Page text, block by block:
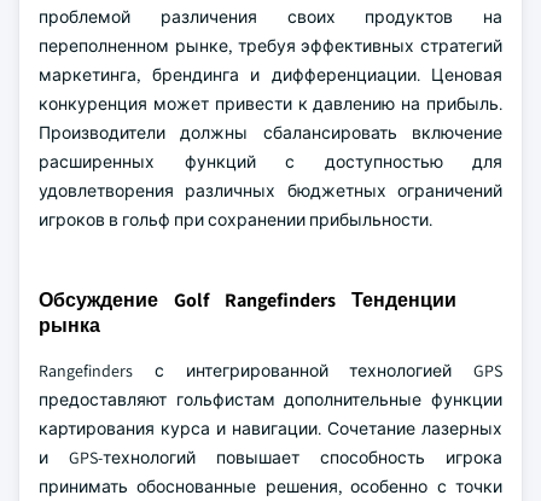
проблемой различения своих продуктов на
переполненном рынке, требуя эффективных стратегий
маркетинга, брендинга и дифференциации. Ценовая
конкуренция может привести к давлению на прибыль.
Производители должны сбалансировать включение
расширенных функций с доступностью для
удовлетворения различных бюджетных ограничений
игроков в гольф при сохранении прибыльности.
Обсуждение Golf Rangefinders Тенденции
рынка
Rangefinders с интегрированной технологией GPS
предоставляют гольфистам дополнительные функции
картирования курса и навигации. Сочетание лазерных
и GPS-технологий повышает способность игрока
принимать обоснованные решения, особенно с точки